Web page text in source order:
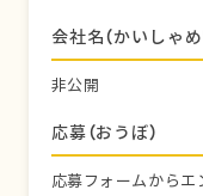
会社名（かいしゃめ
非公開
応募（おうぼ）
応募フォームからエ